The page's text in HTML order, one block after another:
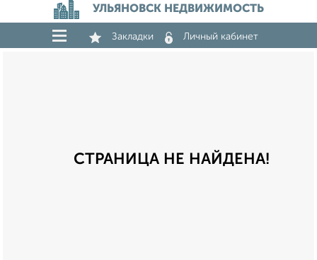
УЛЬЯНОВСК НЕДВИЖИМОСТЬ
Закладки Личный кабинет
СТРАНИЦА НЕ НАЙДЕНА!